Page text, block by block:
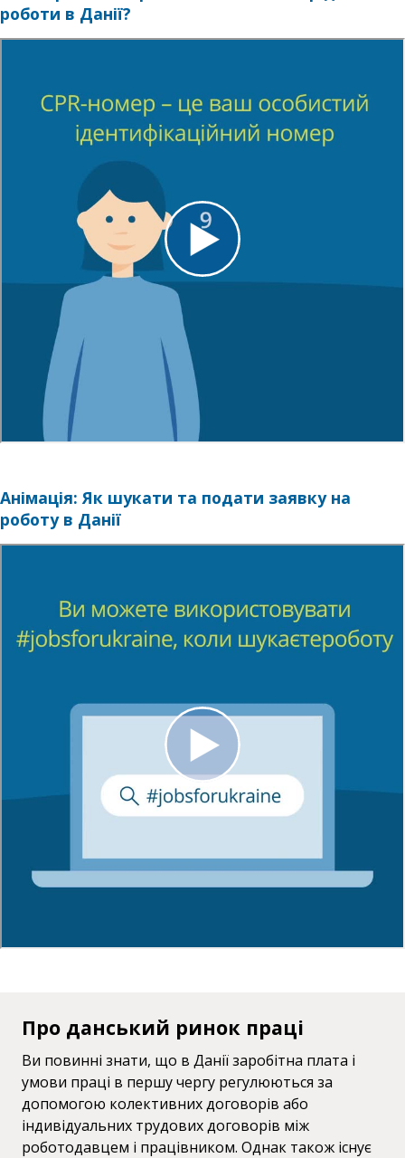
роботи в Данії?
Анімація: Як шукати та подати заявку на
роботу в Данії
Про данський ринок праці
Ви повинні знати, що в Данії заробітна плата і
умови праці в першу чергу регулюються за
допомогою колективних договорів або
індивідуальних трудових договорів між
роботодавцем і працівником. Однак також існує